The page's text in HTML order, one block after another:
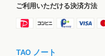
ご利用いただける決済方法
TAO ノート